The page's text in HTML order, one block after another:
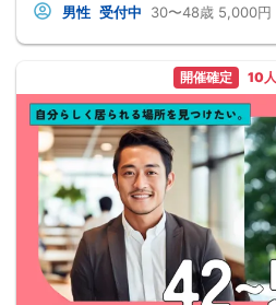
男性 受付中 30〜48歳 5,000円
開催確定 10